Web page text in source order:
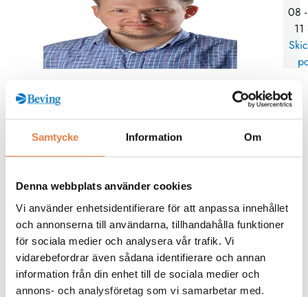
Samtycke Information Om
Denna webbplats använder cookies
Vi använder enhetsidentifierare för att anpassa innehållet
och annonserna till användarna, tillhandahålla funktioner
för sociala medier och analysera vår trafik. Vi
vidarebefordrar även sådana identifierare och annan
information från din enhet till de sociala medier och
annons- och analysföretag som vi samarbetar med.
08
Kurskategorier
Från kunskapsbanken